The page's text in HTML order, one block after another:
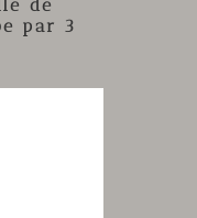
de
par 3